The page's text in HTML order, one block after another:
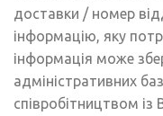
доставки / номер
інформацію, яку
інформація може
адміністративних
співробітництвом